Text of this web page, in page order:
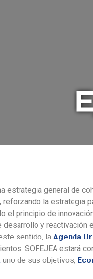
estrategia general de
la estrategia
el principio de
y reactivación
sentido, la Agenda
SOFEJEA estará
uno de sus objetivos,